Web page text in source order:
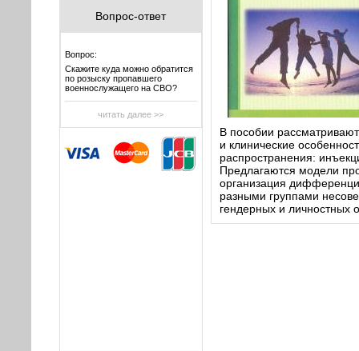
Вопрос-ответ
Вопрос:
Скажите куда можно обратится
по розыску пропавшего
военнослужащего на СВО?
читать далее >>
В пособии
и клинические
распространения:
Предлагаются модели
организация
разными группами
гендерных и личностных